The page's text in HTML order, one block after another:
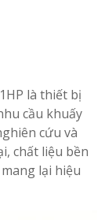
là thiết bị
cầu khuấy
cứu và
chất liệu bền
lại hiệu